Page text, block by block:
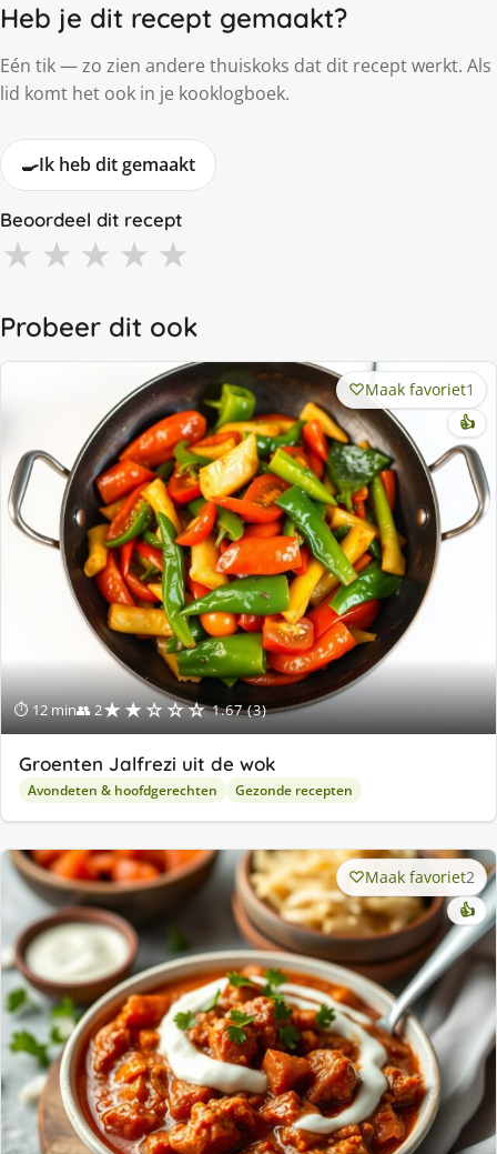
Heb je dit recept gemaakt?
Eén tik — zo zien andere thuiskoks dat dit recept werkt. Als
lid komt het ook in je kooklogboek.
🍳Ik heb dit gemaakt
Beoordeel dit recept
★ ★ ★ ★ ★
Probeer dit ook
⏱ 12 min👥 2★★☆☆☆ 1.67 (3)
Maak favoriet1
👍
Groenten Jalfrezi uit de wok
Avondeten & hoofdgerechten Gezonde recepten
Maak favoriet2
👍